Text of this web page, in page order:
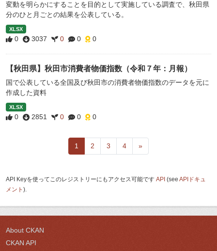
変動を明らかにすることを目的として実施している調査で、秋田県
分のひと月ごとの結果を公表している。
XLSX
0 3037 0 0 0
【秋田県】秋田市消費者物価指数（令和７年：月報）
国で公表している全国及び秋田市の消費者物価指数のデータを元に
作成した資料
XLSX
0 2851 0 0 0
1 2 3 4 »
API Keyを使ってこのレジストリーにもアクセス可能です API (see APIドキュ
メント ).
About CKAN
CKAN API